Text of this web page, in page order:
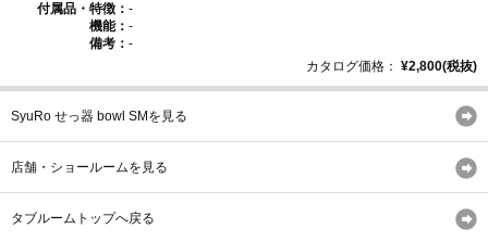
付属品・特徴： -
機能： -
備考： -
カタログ価格： ¥2,800(税抜)
SyuRo せっ器 bowl SMを見る
店舗・ショールームを見る
タブルームトップへ戻る